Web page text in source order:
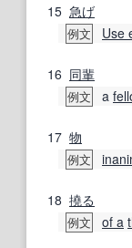
15 急げ
例文 Use
16 同輩
例文 a
17 物
例文
18 撓る
例文 of a